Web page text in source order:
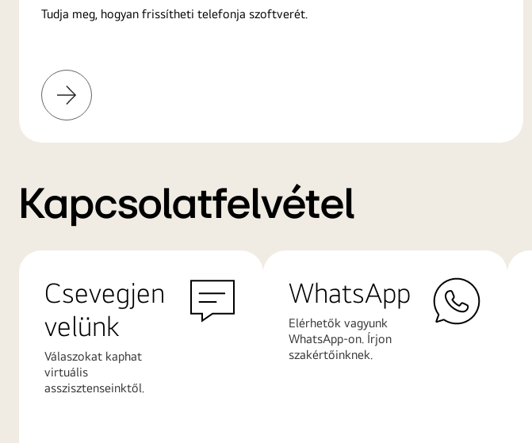
Tudja meg, hogyan frissítheti telefonja szoftverét.
További
információk
Kapcsolatfelvétel
Csevegjen
velünk
Válaszokat kaphat
virtuális
asszisztenseinktől.
WhatsApp
Elérhetők vagyunk
WhatsApp-on. Írjon
szakértőinknek.